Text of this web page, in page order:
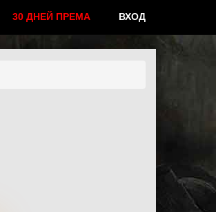
30 ДНЕЙ ПРЕМА ВХОД